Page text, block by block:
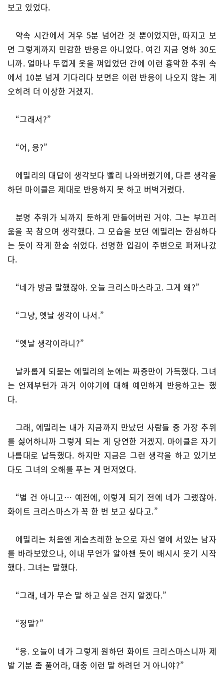
보고 있었다.
약속 시간에서 겨우 5분 넘어간 것 뿐이었지만, 따지고 보
면 그렇게까지 민감한 반응은 아니었다. 여긴 지금 영하 30도
니까. 얼마나 두껍게 옷을 껴입었던 간에 이런 흉악한 추위 속
에서 10분 넘게 기다리다 보면은 이런 반응이 나오지 않는 게
오히려 더 이상한 거겠지.
“그래서?”
“어, 응?”
에밀리의 대답이 생각보다 빨리 나와버렸기에, 다른 생각을
하던 마이클은 제대로 반응하지 못 하고 버벅거렸다.
분명 추위가 뇌까지 둔하게 만들어버린 거야. 그는 부끄러
움을 꾹 참으며 생각했다. 그 모습을 보던 에밀리는 한심하다
는 듯이 작게 한숨 쉬었다. 선명한 입김이 주변으로 퍼져나갔
다.
“네가 방금 말했잖아. 오늘 크리스마스라고. 그게 왜?”
“그냥, 옛날 생각이 나서.”
“옛날 생각이라니?”
날카롭게 되묻는 에밀리의 눈에는 짜증만이 가득했다. 그녀
는 언제부턴가 과거 이야기에 대해 예민하게 반응하고는 했
다.
그래, 에밀리는 내가 지금까지 만났던 사람들 중 가장 추위
를 싫어하니까 그렇게 되는 게 당연한 거겠지. 마이클은 자기
나름대로 납득했다. 하지만 지금은 그런 생각을 하고 있기보
다도 그녀의 오해를 푸는 게 먼저였다.
“별 건 아니고… 예전에, 이렇게 되기 전에 네가 그랬잖아.
화이트 크리스마스가 꼭 한 번 보고 싶다고.”
에밀리는 처음엔 게슴츠레한 눈으로 자신 옆에 서있는 남자
를 바라보았으나, 이내 무언가 알아챈 듯이 배시시 웃기 시작
했다. 그녀는 말했다.
“그래, 네가 무슨 말 하고 싶은 건지 알겠다.”
“정말?”
“응. 오늘이 네가 그렇게 원하던 화이트 크리스마스니까 제
발 기분 좀 풀어라, 대충 이런 말 하려던 거 아니야?”